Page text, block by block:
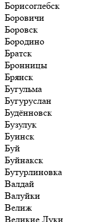
Борисоглебск
Боровичи
Боровск
Бородино
Братск
Бронницы
Брянск
Бугульма
Бугуруслан
Будённовск
Бузулук
Буинск
Буй
Буйнакск
Бутурлиновка
Валдай
Валуйки
Велиж
Великие Луки